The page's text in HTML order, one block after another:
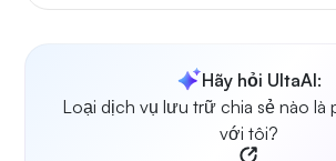
Hãy hỏi UltaAI:
Loại dịch vụ lưu trữ chia sẻ nào là
với tôi?